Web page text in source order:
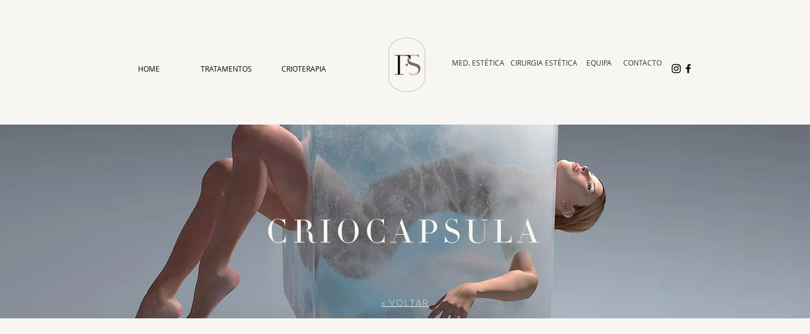
HOME TRATAMENTOS CRIOTERAPIA
MED. ESTÉTICA CIRURGIA ESTÉTICA EQUIPA CONTACTO
CRIOCAPSULA
< VOLTAR